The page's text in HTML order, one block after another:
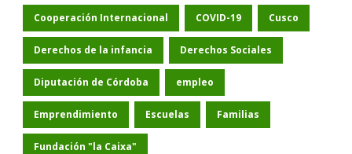
Cooperación Internacional COVID-19 Cusco
Derechos de la infancia Derechos Sociales
Diputación de Córdoba empleo
Emprendimiento Escuelas Familias
Fundación "la Caixa"